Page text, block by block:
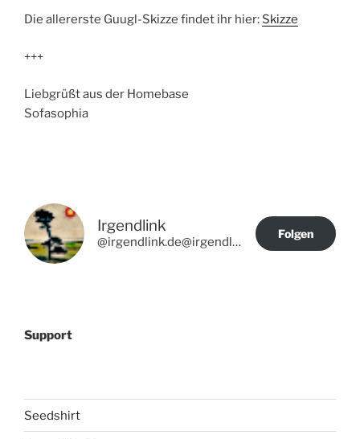
Die allererste Guugl-Skizze findet ihr hier: Skizze
+++
Liebgrüßt aus der Homebase
Sofasophia
Irgendlink
@irgendlink.de@irgendlink.de
Folgen
Support
Seedshirt